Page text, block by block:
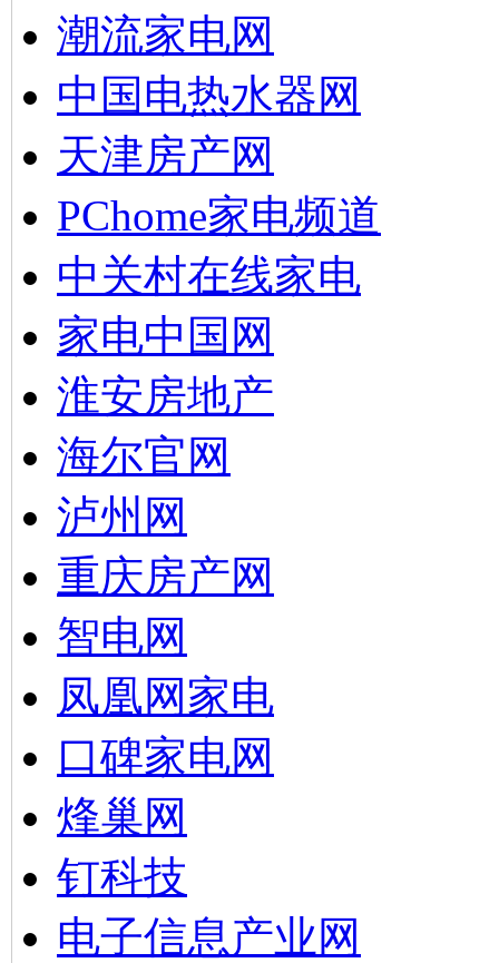
潮流家电网
中国电热水器网
天津房产网
PChome家电频道
中关村在线家电
家电中国网
淮安房地产
海尔官网
泸州网
重庆房产网
智电网
凤凰网家电
口碑家电网
烽巢网
钉科技
电子信息产业网